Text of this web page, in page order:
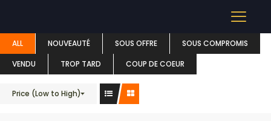
ALL NOUVEAUTÉ SOUS OFFRE
SOUS COMPROMIS
VENDU
TROP TARD COUP DE COEUR
Price (Low to High)